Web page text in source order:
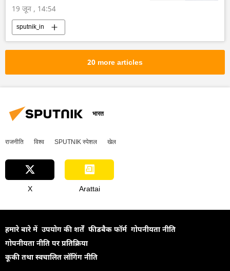
19 जून , 14:54
sputnik_in
20 more articles
भारत
राजनीति विश्व SPUTNIK स्पेशल खेल
X Arattai
हमारे बारे में उपयोग की शर्तें फीडबैक फॉर्म गोपनीयता नीति
गोपनीयता नीति पर प्रतिक्रिया
कूकी तथा स्वचालित लॉगिंग नीति